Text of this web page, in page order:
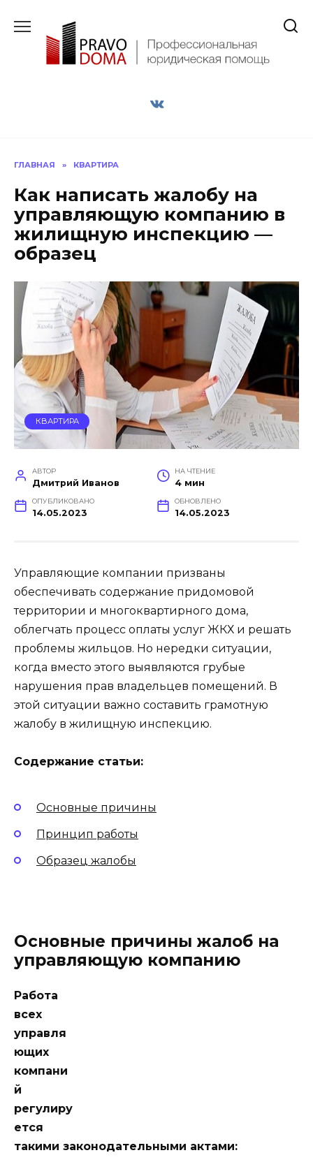
содержанию
ГЛАВНАЯ » КВАРТИРА
Как написать жалобу на
управляющую компанию в
жилищную инспекцию —
образец
КВАРТИРА
АВТОР
Дмитрий Иванов
НА ЧТЕНИЕ
4 мин
ОПУБЛИКОВАНО
14.05.2023
ОБНОВЛЕНО
14.05.2023
Управляющие компании призваны
обеспечивать содержание придомовой
территории и многоквартирного дома,
облегчать процесс оплаты услуг ЖКХ и решать
проблемы жильцов. Но нередки ситуации,
когда вместо этого выявляются грубые
нарушения прав владельцев помещений. В
этой ситуации важно составить грамотную
жалобу в жилищную инспекцию.
Содержание статьи:
Основные причины
Принцип работы
Образец жалобы
Основные причины жалоб на
управляющую компанию
Работа
всех
управля
ющих
компани
й
регулиру
ется
такими законодательными актами: